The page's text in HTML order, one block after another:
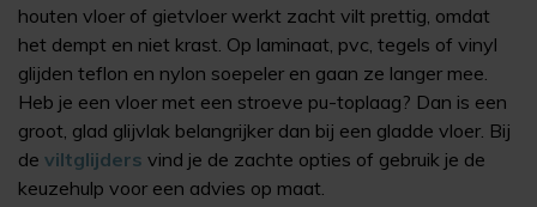
houten vloer of gietvloer werkt zacht vilt prettig, omdat
het dempt en niet krast. Op laminaat, pvc, tegels of vinyl
glijden teflon en nylon soepeler en gaan ze langer mee.
Heb je een vloer met een stroeve pu-toplaag? Dan is een
groot, glad glijvlak belangrijker dan bij een gladde vloer. Bij
de viltglijders vind je de zachte opties of gebruik je de
keuzehulp voor een advies op maat.